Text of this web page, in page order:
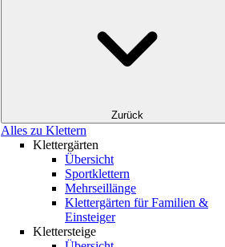
Zurück
Alles zu Klettern
Klettergärten
Übersicht
Sportklettern
Mehrseillänge
Klettergärten für Familien &
Einsteiger
Klettersteige